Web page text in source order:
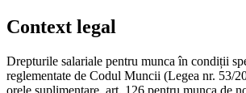
Context legal
Drepturile salariale pentru munca în condiții
reglementate de Codul Muncii (Legea nr. 53/
orele suplimentare, art. 126 pentru munca de